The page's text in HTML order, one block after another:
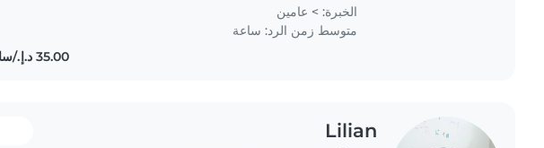
الخبرة: > عامين
متوسط زمن الرد: ساعة
Lilian